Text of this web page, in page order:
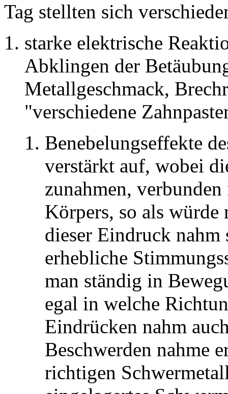
Tag stellten sich
starke elektrische
Abklingen der
Metallgeschmack,
"verschiedene
Benebelungseffekte
verstärkt auf, wobei
zunahmen,
Körpers, so als würde
dieser Eindruck nahm
erhebliche
man ständig in
egal in welche
Eindrücken nahm
Beschwerden nahme
richtigen